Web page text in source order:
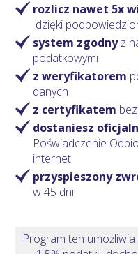
rozlicz nawet 5x
dzięki
system zgodnyz
podatkowymi
z weryfikatorem
danych
z certyfikatem
dostaniesz
Poświadczenie
internet
przyspieszony
w 45 dni
Program ten